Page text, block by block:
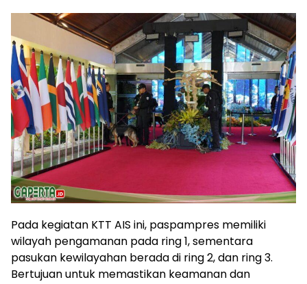
Pada kegiatan KTT AIS ini, paspampres memiliki
wilayah pengamanan pada ring 1, sementara
pasukan kewilayahan berada di ring 2, dan ring 3.
Bertujuan untuk memastikan keamanan dan